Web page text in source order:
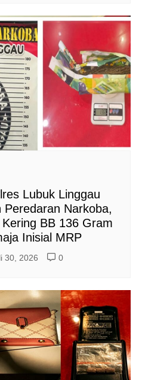
Lubuk Linggau
Peredaran Narkoba,
BB 136 Gram
Inisial MRP
30, 2026 0